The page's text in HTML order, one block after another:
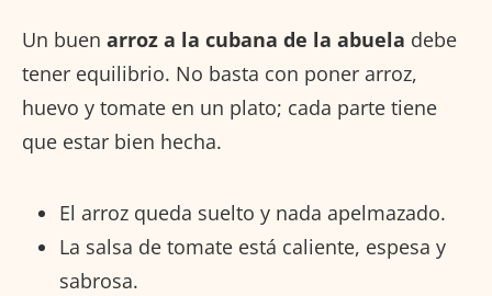
Un buen arroz a la cubana de la abuela debe
tener equilibrio. No basta con poner arroz,
huevo y tomate en un plato; cada parte tiene
que estar bien hecha.
El arroz queda suelto y nada apelmazado.
La salsa de tomate está caliente, espesa y
sabrosa.